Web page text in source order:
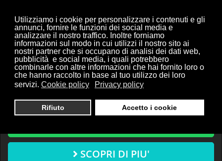
Utilizziamo i cookie per personalizzare i contenuti e gli
annunci, fornire le funzioni dei social media e
analizzare il nostro traffico. Inoltre forniamo
informazioni sul modo in cui utilizzi il nostro sito ai
nostri partner che si occupano di analisi dei dati web,
pubblicità e social media, i quali potrebbero
combinarle con altre informazioni che hai fornito loro o
che hanno raccolto in base al tuo utilizzo dei loro
servizi. Cookie policy Privacy policy
Rifiuto Accetto i cookie
Vuoi discutere con noi del
tuo progetto?
CONTATTACI ORA
SCOPRI DI PIU'